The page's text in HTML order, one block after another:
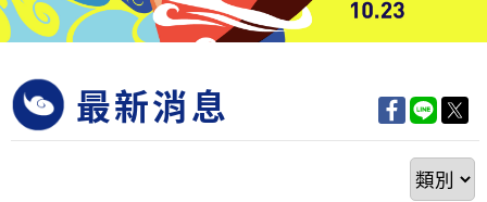
最新消息